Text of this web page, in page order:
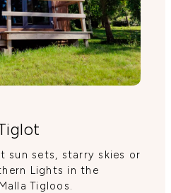
sun sets, starry skies or
Lights in the
Tigloos.